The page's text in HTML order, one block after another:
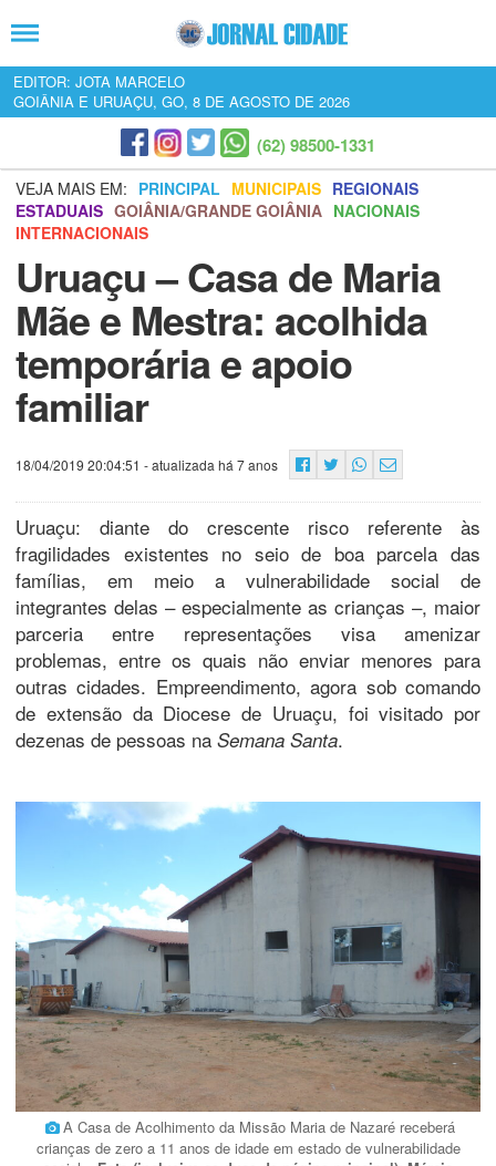
EDITOR: JOTA MARCELO
GOIÂNIA E URUAÇU, GO, 8 DE AGOSTO DE 2026
(62) 98500-1331
VEJA MAIS EM: PRINCIPAL MUNICIPAIS REGIONAIS
ESTADUAIS GOIÂNIA/GRANDE GOIÂNIA NACIONAIS
INTERNACIONAIS
Uruaçu – Casa de Maria
Mãe e Mestra: acolhida
temporária e apoio
familiar
18/04/2019 20:04:51 - atualizada há 7 anos
Uruaçu: diante do crescente risco referente às
fragilidades existentes no seio de boa parcela das
famílias, em meio a vulnerabilidade social de
integrantes delas – especialmente as crianças –, maior
parceria entre representações visa amenizar
problemas, entre os quais não enviar menores para
outras cidades. Empreendimento, agora sob comando
de extensão da Diocese de Uruaçu, foi visitado por
dezenas de pessoas na Semana Santa.
A Casa de Acolhimento da Missão Maria de Nazaré receberá
crianças de zero a 11 anos de idade em estado de vulnerabilidade